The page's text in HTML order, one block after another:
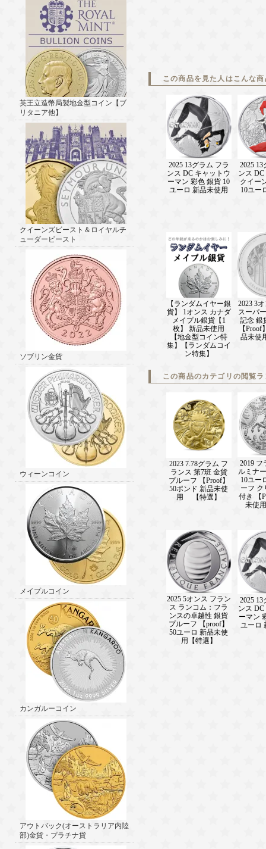
英王立造幣局製地金型コイン【ブ
リタニア他】
クイーンズビースト＆ロイヤルチ
ューダービースト
ソブリン金貨
ウィーンコイン
メイプルコイン
カンガルーコイン
アウトバック(オーストラリア内陸
部)金貨・プラチナ貨
この商品を見た人はこんな
2025 13グラム フラ
ンス DC キャットウ
ーマン 彩色 銀貨 10
ユーロ 新品未使用
2025
ンス
クイー
10ユー
【ランダムイヤー銀
貨】 1オンス カナダ
メイプル銀貨【1
枚】 新品未使用
【地金型コイン特
集】【ランダムコイ
ン特集】
2023 3
スーパ
記念 銀
【
品未使
この商品のカテゴリの閲覧
2023 7.78グラム フ
ランス 第7班 金貨
プルーフ 【Proof】
50ポンド 新品未使
用 【特選】
2019 フ
ルミナ
10ユー
ーフ ク
付き 【
未使
2025 5オンス フラン
ス ランコム：フラ
ンスの卓越性 銀貨
プルーフ 【proof】
50ユーロ 新品未使
用【特選】
2025
ンス
ーマン
ユーロ